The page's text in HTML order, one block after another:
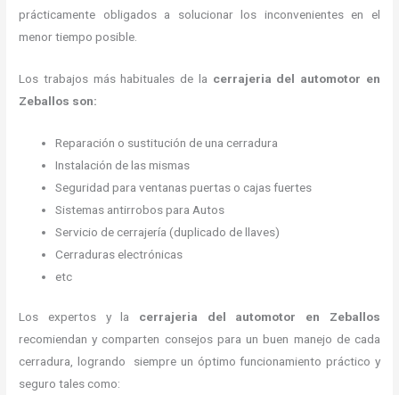
prácticamente obligados a solucionar los inconvenientes en el
menor tiempo posible.
Los trabajos más habituales de la cerrajeria del automotor en
Zeballos son:
Reparación o sustitución de una cerradura
Instalación de las mismas
Seguridad para ventanas puertas o cajas fuertes
Sistemas antirrobos para Autos
Servicio de cerrajería (duplicado de llaves)
Cerraduras electrónicas
etc
Los expertos y la cerrajeria del automotor en Zeballos
recomiendan y comparten consejos para un buen manejo de cada
cerradura, logrando siempre un óptimo funcionamiento práctico y
seguro tales como: